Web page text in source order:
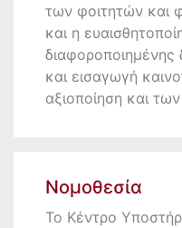
των φοιτητών και
και η
διαφοροποιημένης
και εισαγωγή
αξιοποίηση και
Νομοθεσία
Το Κέντρο